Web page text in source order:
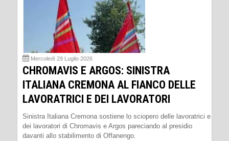
Mercoledì 29 Luglio 2026
CHROMAVIS E ARGOS: SINISTRA
ITALIANA CREMONA AL FIANCO DELLE
LAVORATRICI E DEI LAVORATORI
Sinistra Italiana Cremona sostiene lo sciopero delle lavoratrici e
dei lavoratori di Chromavis e Argos pareciando al presidio
davanti allo stabilimento di Offanengo.